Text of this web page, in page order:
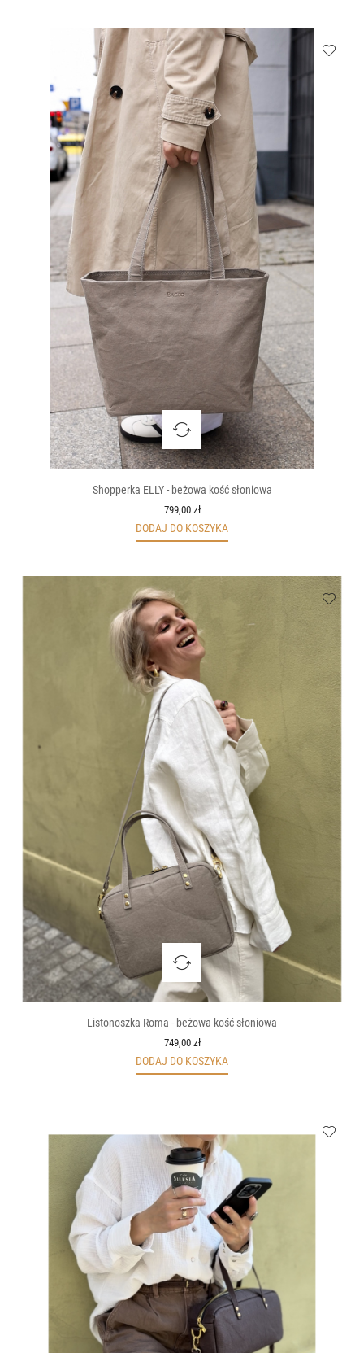
Shopperka ELLY - beżowa kość słoniowa
799,00 zł
DODAJ DO KOSZYKA
Listonoszka Roma - beżowa kość słoniowa
749,00 zł
DODAJ DO KOSZYKA